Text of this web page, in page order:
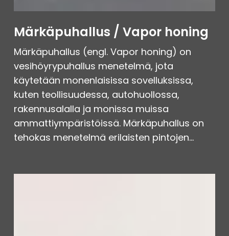
Märkäpuhallus / Vapor honing
Märkäpuhallus (engl. Vapor honing) on
vesihöyrypuhallus menetelmä, jota
käytetään monenlaisissa sovelluksissa,
kuten teollisuudessa, autohuollossa,
rakennusalalla ja monissa muissa
ammattiympäristöissä. Märkäpuhallus on
tehokas menetelmä erilaisten pintojen…